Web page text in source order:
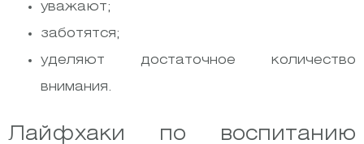
уважают;
заботятся;
уделяют достаточное количество
внимания.
Лайфхаки по воспитанию